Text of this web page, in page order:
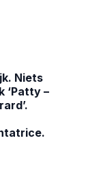
Niets
‘Patty –